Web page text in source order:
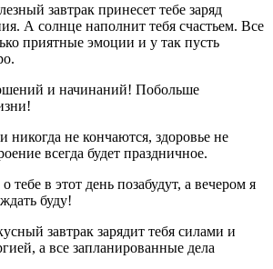
завтрак принесет тебе заряд
А солнце наполнит тебя счастьем. Все
приятные эмоции и у так пусть
и начинаний! Побольше
никогда не кончаются, здоровье не
всегда будет праздничное.
тебе в этот день позабудут, а вечером я
буду!
завтрак зарядит тебя силами и
а все запланированные дела